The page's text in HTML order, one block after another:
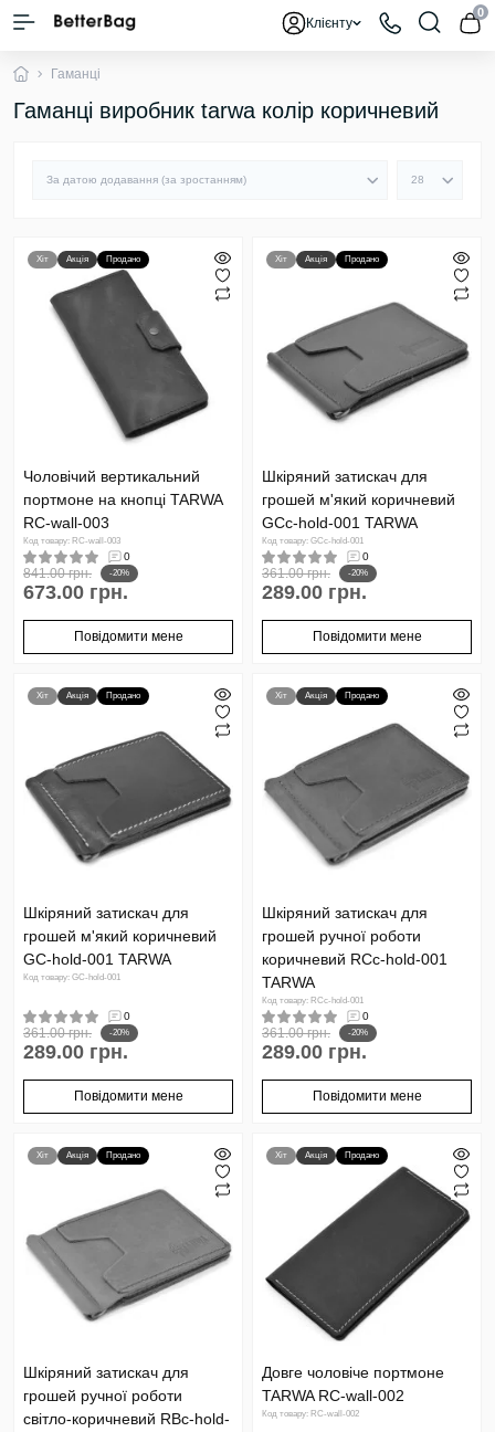
Клієнту
0
Гаманці
Гаманці виробник tarwa колір коричневий
Хіт Акція Продано
Чоловічий вертикальний
портмоне на кнопці TARWA
RC-wall-003
Код товару: RC-wall-003
0
841.00 грн. -20%
673.00 грн.
Повідомити мене
Хіт Акція Продано
Шкіряний затискач для
грошей м'який коричневий
GCc-hold-001 TARWA
Код товару: GCc-hold-001
0
361.00 грн. -20%
289.00 грн.
Повідомити мене
Хіт Акція Продано
Шкіряний затискач для
грошей м'який коричневий
GC-hold-001 TARWA
Код товару: GC-hold-001
0
361.00 грн. -20%
289.00 грн.
Повідомити мене
Хіт Акція Продано
Шкіряний затискач для
грошей ручної роботи
коричневий RCc-hold-001
TARWA
Код товару: RCc-hold-001
0
361.00 грн. -20%
289.00 грн.
Повідомити мене
Хіт Акція Продано
Шкіряний затискач для
грошей ручної роботи
світло-коричневий RBc-hold-
Хіт Акція Продано
Довге чоловіче портмоне
TARWA RC-wall-002
Код товару: RC-wall-002